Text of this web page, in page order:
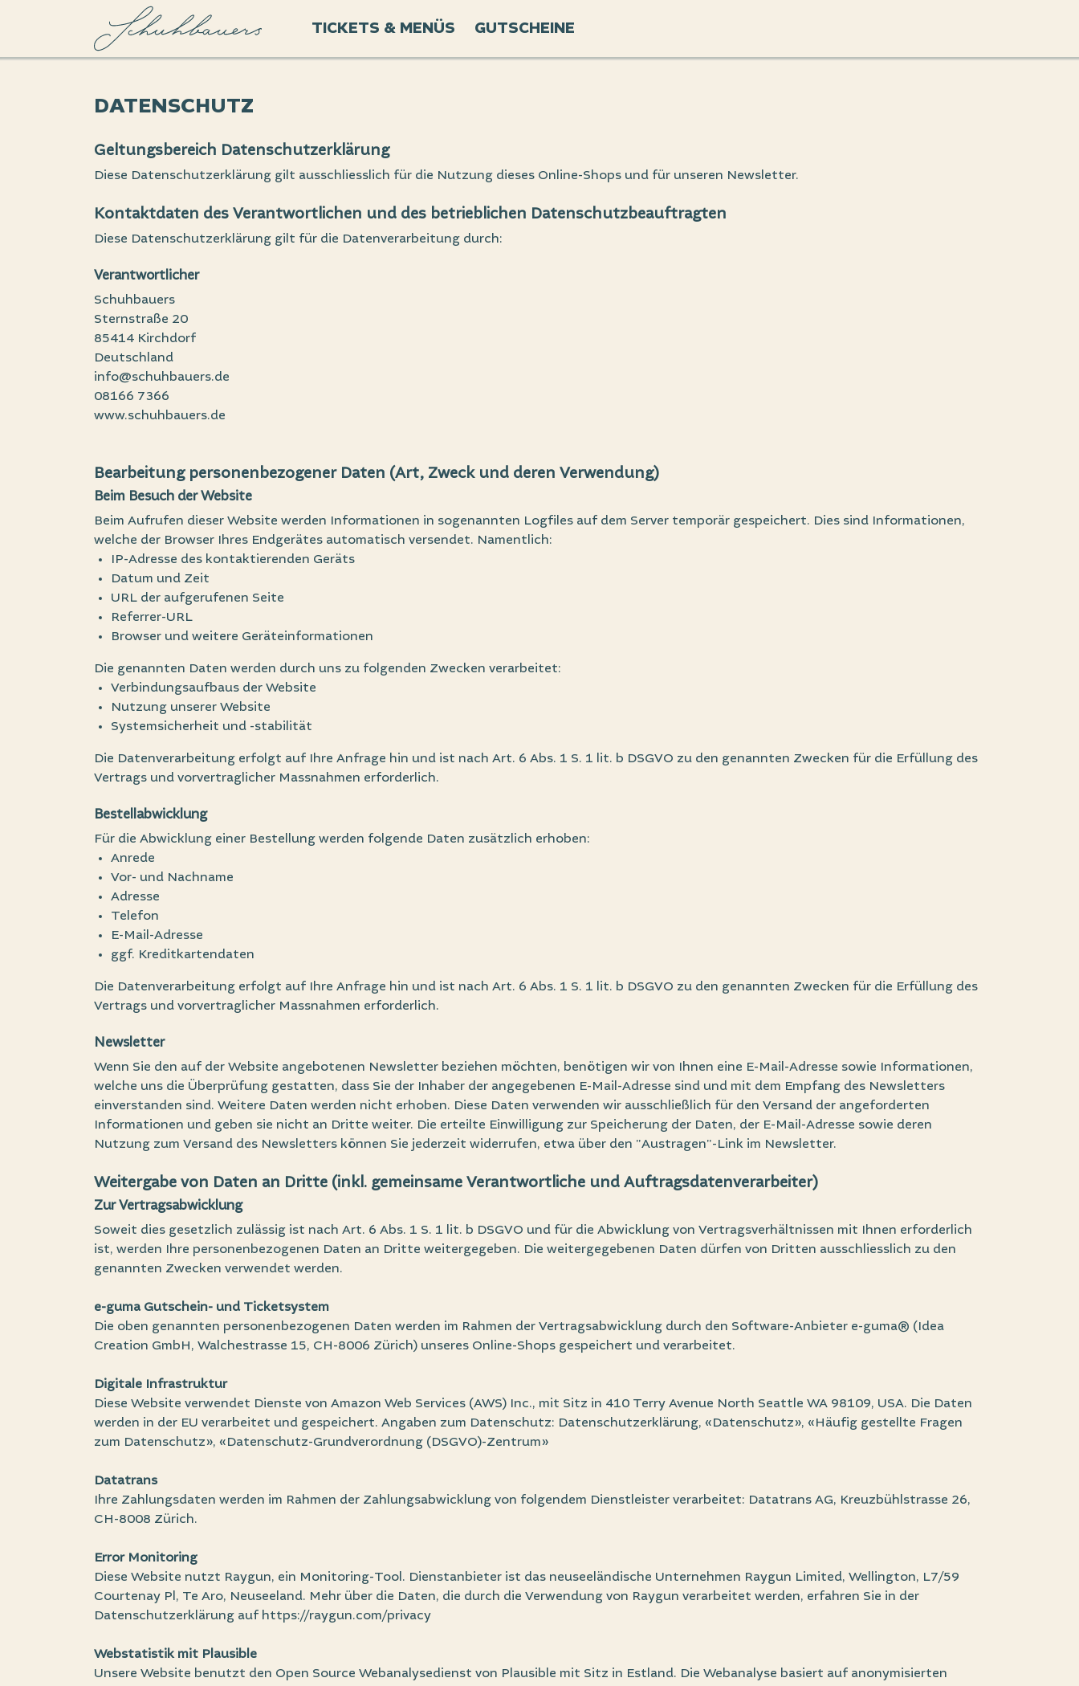
TICKETS & MENÜS GUTSCHEINE
DATENSCHUTZ
Geltungsbereich Datenschutzerklärung
Diese Datenschutzerklärung gilt ausschliesslich für die Nutzung dieses Online-Shops und für unseren Newsletter.
Kontaktdaten des Verantwortlichen und des betrieblichen Datenschutzbeauftragten
Diese Datenschutzerklärung gilt für die Datenverarbeitung durch:
Verantwortlicher
Schuhbauers
Sternstraße 20
85414 Kirchdorf
Deutschland
info@schuhbauers.de
08166 7366
www.schuhbauers.de
Bearbeitung personenbezogener Daten (Art, Zweck und deren Verwendung)
Beim Besuch der Website
Beim Aufrufen dieser Website werden Informationen in sogenannten Logfiles auf dem Server temporär gespeichert. Dies sind Informationen,
welche der Browser Ihres Endgerätes automatisch versendet. Namentlich:
IP-Adresse des kontaktierenden Geräts
Datum und Zeit
URL der aufgerufenen Seite
Referrer-URL
Browser und weitere Geräteinformationen
Die genannten Daten werden durch uns zu folgenden Zwecken verarbeitet:
Verbindungsaufbaus der Website
Nutzung unserer Website
Systemsicherheit und -stabilität
Die Datenverarbeitung erfolgt auf Ihre Anfrage hin und ist nach Art. 6 Abs. 1 S. 1 lit. b DSGVO zu den genannten Zwecken für die Erfüllung des
Vertrags und vorvertraglicher Massnahmen erforderlich.
Bestellabwicklung
Für die Abwicklung einer Bestellung werden folgende Daten zusätzlich erhoben:
Anrede
Vor- und Nachname
Adresse
Telefon
E-Mail-Adresse
ggf. Kreditkartendaten
Die Datenverarbeitung erfolgt auf Ihre Anfrage hin und ist nach Art. 6 Abs. 1 S. 1 lit. b DSGVO zu den genannten Zwecken für die Erfüllung des
Vertrags und vorvertraglicher Massnahmen erforderlich.
Newsletter
Wenn Sie den auf der Website angebotenen Newsletter beziehen möchten, benötigen wir von Ihnen eine E-Mail-Adresse sowie Informationen,
welche uns die Überprüfung gestatten, dass Sie der Inhaber der angegebenen E-Mail-Adresse sind und mit dem Empfang des Newsletters
einverstanden sind. Weitere Daten werden nicht erhoben. Diese Daten verwenden wir ausschließlich für den Versand der angeforderten
Informationen und geben sie nicht an Dritte weiter. Die erteilte Einwilligung zur Speicherung der Daten, der E-Mail-Adresse sowie deren
Nutzung zum Versand des Newsletters können Sie jederzeit widerrufen, etwa über den "Austragen"-Link im Newsletter.
Weitergabe von Daten an Dritte (inkl. gemeinsame Verantwortliche und Auftragsdatenverarbeiter)
Zur Vertragsabwicklung
Soweit dies gesetzlich zulässig ist nach Art. 6 Abs. 1 S. 1 lit. b DSGVO und für die Abwicklung von Vertragsverhältnissen mit Ihnen erforderlich
ist, werden Ihre personenbezogenen Daten an Dritte weitergegeben. Die weitergegebenen Daten dürfen von Dritten ausschliesslich zu den
genannten Zwecken verwendet werden.
e-guma Gutschein- und Ticketsystem
Die oben genannten personenbezogenen Daten werden im Rahmen der Vertragsabwicklung durch den Software-Anbieter e-guma® (Idea
Creation GmbH, Walchestrasse 15, CH-8006 Zürich) unseres Online-Shops gespeichert und verarbeitet.
Digitale Infrastruktur
Diese Website verwendet Dienste von Amazon Web Services (AWS) Inc., mit Sitz in 410 Terry Avenue North Seattle WA 98109, USA. Die Daten
werden in der EU verarbeitet und gespeichert. Angaben zum Datenschutz: Datenschutzerklärung, «Datenschutz», «Häufig gestellte Fragen
zum Datenschutz», «Datenschutz-Grundverordnung (DSGVO)-Zentrum»
Datatrans
Ihre Zahlungsdaten werden im Rahmen der Zahlungsabwicklung von folgendem Dienstleister verarbeitet: Datatrans AG, Kreuzbühlstrasse 26,
CH-8008 Zürich.
Error Monitoring
Diese Website nutzt Raygun, ein Monitoring-Tool. Dienstanbieter ist das neuseeländische Unternehmen Raygun Limited, Wellington, L7/59
Courtenay Pl, Te Aro, Neuseeland. Mehr über die Daten, die durch die Verwendung von Raygun verarbeitet werden, erfahren Sie in der
Datenschutzerklärung auf https://raygun.com/privacy
Webstatistik mit Plausible
Unsere Website benutzt den Open Source Webanalysedienst von Plausible mit Sitz in Estland. Die Webanalyse basiert auf anonymisierten